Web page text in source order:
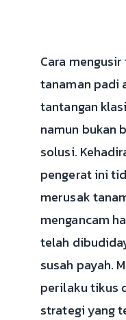
Cara
tanaman padi
tantangan
namun bukan
solusi.
pengerat ini
merusak
mengancam
telah
susah payah.
perilaku tikus
strategi yang